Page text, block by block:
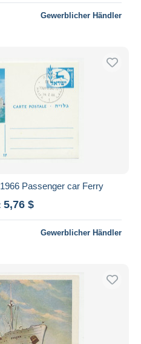
Gewerblicher Händler
Passenger car Ferry
5,76 $
Gewerblicher Händler